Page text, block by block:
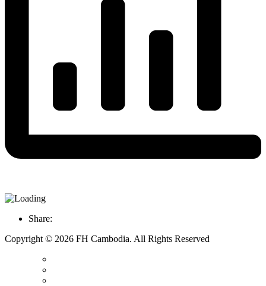
Share:
Copyright © 2026 FH Cambodia. All Rights Reserved